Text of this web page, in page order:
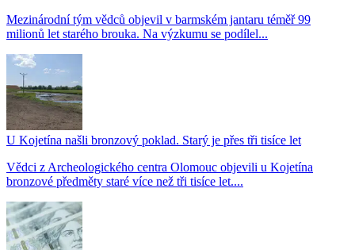
Mezinárodní tým vědců objevil v barmském jantaru téměř 99
milionů let starého brouka. Na výzkumu se podílel...
U Kojetína našli bronzový poklad. Starý je přes tři tisíce let
Vědci z Archeologického centra Olomouc objevili u Kojetína
bronzové předměty staré více než tři tisíce let....